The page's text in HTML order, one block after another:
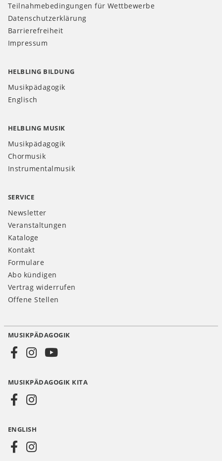
Teilnahmebedingungen für Wettbewerbe
Datenschutzerklärung
Barrierefreiheit
Impressum
HELBLING BILDUNG
Musikpädagogik
Englisch
HELBLING MUSIK
Musikpädagogik
Chormusik
Instrumentalmusik
SERVICE
Newsletter
Veranstaltungen
Kataloge
Kontakt
Formulare
Abo kündigen
Vertrag widerrufen
Offene Stellen
Social
Media
DE
MUSIKPÄDAGOGIK
MUSIKPÄDAGOGIK KITA
ENGLISH